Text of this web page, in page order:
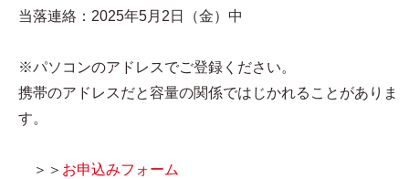
当落連絡：2025年5月2日（金）中
※パソコンのアドレスでご登録ください。
携帯のアドレスだと容量の関係ではじかれることがありま
す。
＞＞ お申込みフォーム